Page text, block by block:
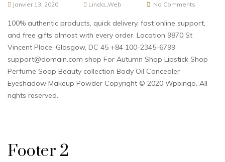
Janvier 13, 2020 Linda_Web No Comments
100% authentic products, quick delivery, fast online support,
and free gifts almost with every order. Location 9870 St
Vincent Place, Glasgow, DC 45 +84 100-2345-6799
support@domain.com shop For Autumn Shop Lipstick Shop
Perfume Soap Beauty collection Body Oil Concealer
Eyeshadow Makeup Powder Copyright © 2020 Wpbingo. All
rights reserved.
Footer 2